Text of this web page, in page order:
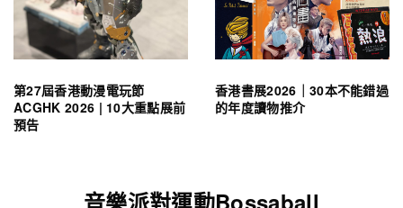
第27屆香港動漫電玩節
ACGHK 2026 | 10大重點展前
預告
香港書展2026｜30本不能錯過
的年度讀物推介
音樂派對運動Bossaball